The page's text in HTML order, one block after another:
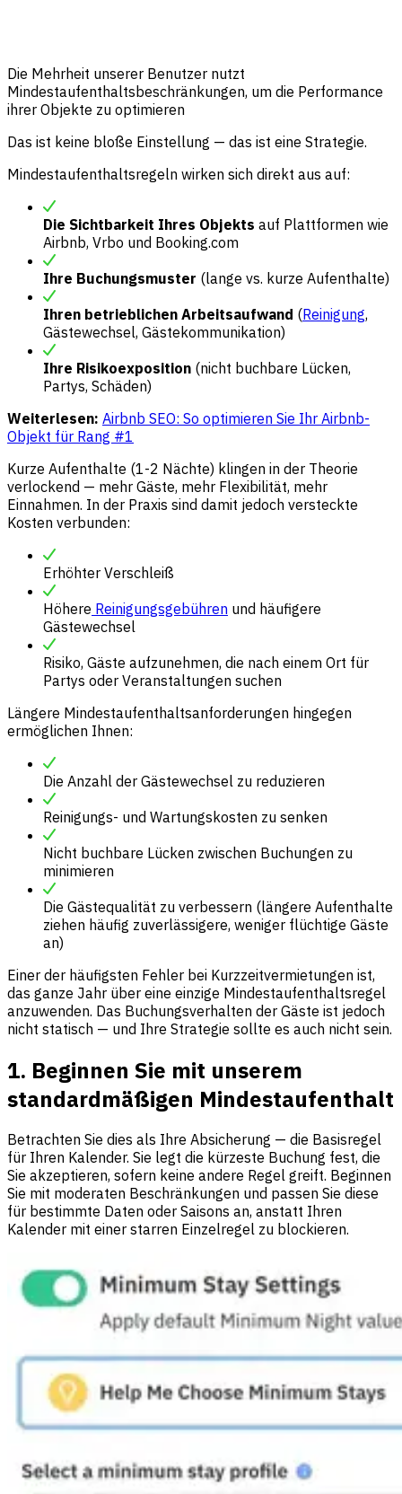
Die Mehrheit unserer Benutzer nutzt
Mindestaufenthaltsbeschränkungen, um die Performance
ihrer Objekte zu optimieren
Das ist keine bloße Einstellung — das ist eine Strategie.
Mindestaufenthaltsregeln wirken sich direkt aus auf:
Die Sichtbarkeit Ihres Objekts auf Plattformen wie
Airbnb, Vrbo und Booking.com
Ihre Buchungsmuster (lange vs. kurze Aufenthalte)
Ihren betrieblichen Arbeitsaufwand (Reinigung,
Gästewechsel, Gästekommunikation)
Ihre Risikoexposition (nicht buchbare Lücken,
Partys, Schäden)
Weiterlesen: Airbnb SEO: So optimieren Sie Ihr Airbnb-
Objekt für Rang #1
Kurze Aufenthalte (1-2 Nächte) klingen in der Theorie
verlockend — mehr Gäste, mehr Flexibilität, mehr
Einnahmen. In der Praxis sind damit jedoch versteckte
Kosten verbunden:
Erhöhter Verschleiß
Höhere Reinigungsgebühren und häufigere
Gästewechsel
Risiko, Gäste aufzunehmen, die nach einem Ort für
Partys oder Veranstaltungen suchen
Längere Mindestaufenthaltsanforderungen hingegen
ermöglichen Ihnen:
Die Anzahl der Gästewechsel zu reduzieren
Reinigungs- und Wartungskosten zu senken
Nicht buchbare Lücken zwischen Buchungen zu
minimieren
Die Gästequalität zu verbessern (längere Aufenthalte
ziehen häufig zuverlässigere, weniger flüchtige Gäste
an)
Einer der häufigsten Fehler bei Kurzzeitvermietungen ist,
das ganze Jahr über eine einzige Mindestaufenthaltsregel
anzuwenden. Das Buchungsverhalten der Gäste ist jedoch
nicht statisch — und Ihre Strategie sollte es auch nicht sein.
1. Beginnen Sie mit unserem
standardmäßigen Mindestaufenthalt
Betrachten Sie dies als Ihre Absicherung — die Basisregel
für Ihren Kalender. Sie legt die kürzeste Buchung fest, die
Sie akzeptieren, sofern keine andere Regel greift. Beginnen
Sie mit moderaten Beschränkungen und passen Sie diese
für bestimmte Daten oder Saisons an, anstatt Ihren
Kalender mit einer starren Einzelregel zu blockieren.